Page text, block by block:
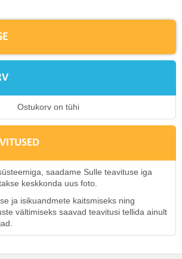
Ostukorv on tühi
saadame Sulle teavituse iga
keskkonda uus foto.
ja isikuandmete kaitsmiseks ning
vältimiseks saavad teavitusi tellida ainult